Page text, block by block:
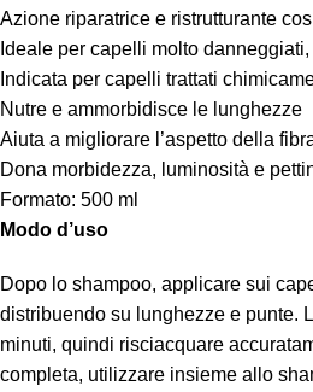
Azione riparatrice e ristrutturante
Ideale per capelli molto
Indicata per capelli trattati
Nutre e ammorbidisce le lunghezze
Aiuta a migliorare l’aspetto della
Dona morbidezza, luminosità e
Formato: 500 ml
Modo d’uso
Dopo lo shampoo, applicare sui
distribuendo su lunghezze e punte.
minuti, quindi risciacquare
completa, utilizzare insieme allo